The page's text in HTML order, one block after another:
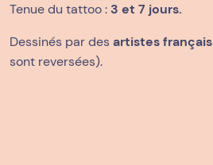
Tenue du tattoo :3 et 7 jours.
Dessinés par desartistes français
sont reversées).